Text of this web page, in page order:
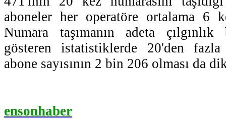
aboneler her operatöre ortalama 6
Numara taşımanın adeta çılgınlık
gösteren istatistiklerde 20'den fazla
abone sayısının 2 bin 206 olması da
ensonhaber